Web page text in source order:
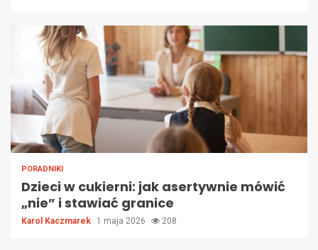
PORADNIKI
Dzieci w cukierni: jak asertywnie mówić
„nie” i stawiać granice
Karol Kaczmarek 1 maja 2026 208